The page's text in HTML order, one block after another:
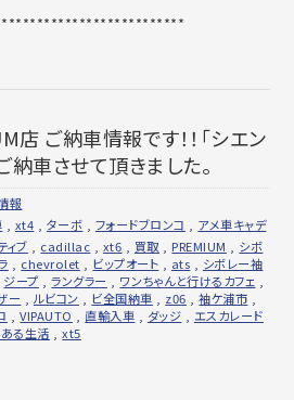
********************
ご納車情報です！！「シエン
納車させて頂きました。
報
xt4 ターボ フォードブロンコ
アメ車キャデ
ィブ cadillac xt6 買取 PREMIUM
シボ
chevrolet ビップオート ats
シボレー袖
ジープ ,ラングラー ワンちゃんと行けるカフェ
ー ルビコン ビ全国納車 z06 ,袖ケ浦市
,VIPAUTO 直輸入車 ダッジ
エスカレード
る生活 ,xt5